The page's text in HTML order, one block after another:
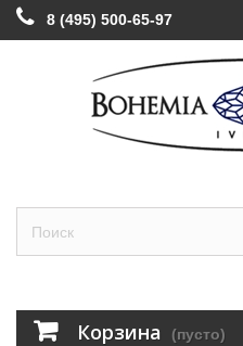
8 (495) 500-65-97
Корзина (пусто)